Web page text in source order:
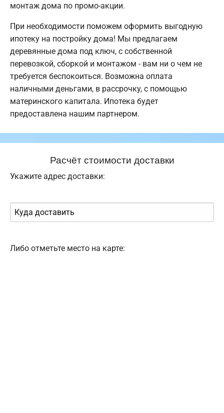
монтаж дома по промо-акции.
При необходимости поможем оформить выгодную
ипотеку на постройку дома! Мы предлагаем
деревянные дома под ключ, с собственной
перевозкой, сборкой и монтажом - вам ни о чем не
требуется беспокоиться. Возможна оплата
наличными деньгами, в рассрочку, с помощью
материнского капитала. Ипотека будет
предоставлена нашим партнером.
Расчёт стоимости доставки
Укажите адрес доставки:
Либо отметьте место на карте: